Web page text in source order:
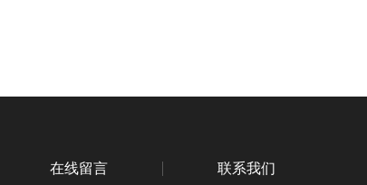
在线留言 联系我们